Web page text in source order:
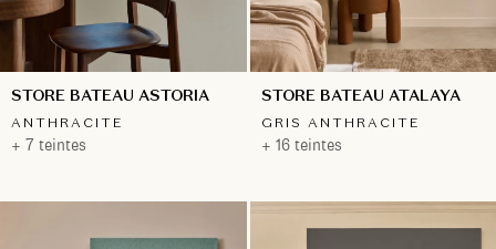
STORE BATEAU ASTORIA
ANTHRACITE
+ 7 teintes
STORE BATEAU ATALAYA
GRIS ANTHRACITE
+ 16 teintes